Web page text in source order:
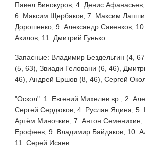
Павел Винокуров, 4. Денис
6. Максим Щербаков, 7. Максим
Дорошенко, 9. Александр Савенков,
Акилов, 11. Дмитрий Гунько.
Запасные: Владимир Бездельгин (4,
(5, 63), Звиади Геловани (6, 46),
46), Андрей Ершов (8, 46), Сергей
"Оскол": 1. Евгений Михелев вр., 2.
Сергей Сердюков, 4. Руслан Яцина, 5.
Артём Миночкин, 7. Антон Семенихин,
Ерофеев, 9. Владимир Байдаков, 10.
11. Серей Исаев.